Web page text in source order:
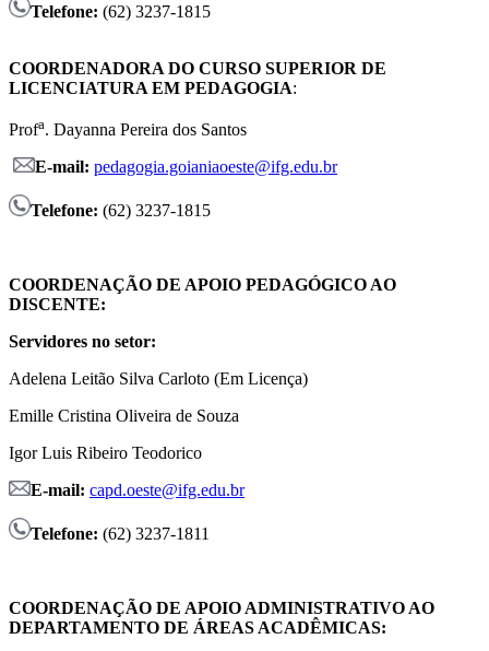
Telefone: (62) 3237-1815
COORDENADORA DO CURSO SUPERIOR DE
LICENCIATURA EM PEDAGOGIA:
Profa. Dayanna Pereira dos Santos
E-mail: pedagogia.goianiaoeste@ifg.edu.br
Telefone: (62) 3237-1815
COORDENAÇÃO DE APOIO PEDAGÓGICO AO
DISCENTE:
Servidores no setor:
Adelena Leitão Silva Carloto (Em Licença)
Emille Cristina Oliveira de Souza
Igor Luis Ribeiro Teodorico
E-mail: capd.oeste@ifg.edu.br
Telefone: (62) 3237-1811
COORDENAÇÃO DE APOIO ADMINISTRATIVO AO
DEPARTAMENTO DE ÁREAS ACADÊMICAS: